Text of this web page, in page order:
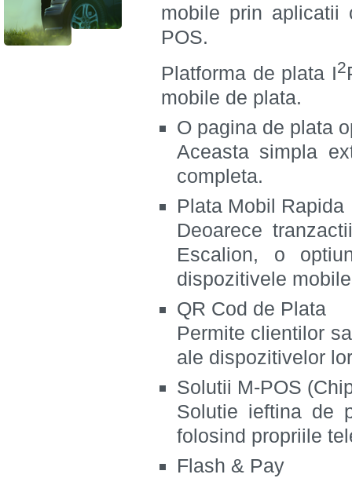
mobile prin aplicatii
POS.
Platforma de plata I2
mobile de plata.
O pagina de plata
Aceasta simpla
completa.
Plata Mobil Rapida
Deoarece
Escalion, o
dispozitivele
QR Cod de Plata
Permite clientilor
ale dispozitivelor
Solutii M-POS
Solutie ieftina de
folosind propriile
Flash & Pay